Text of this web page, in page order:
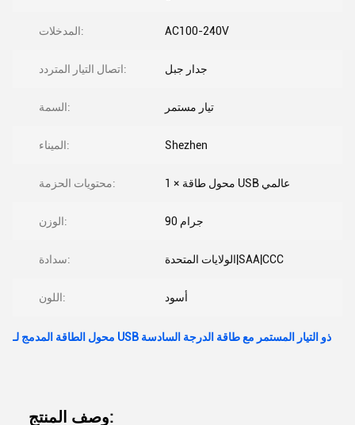
المدخلات: AC100-240V
اتصال التيار المتردد: جدار جبل
السمة: تيار مستمر
الميناء: Shezhen
محتويات الحزمة: 1 × محول طاقة USB عالمي
الوزن: 90 جرام
سدادة: الولايات المتحدة|SAA|CCC
اللون: أسود
محول الطاقة المدمج لـ USB ذو التيار المستمر مع طاقة الدرجة السادسة
وصف المنتج: